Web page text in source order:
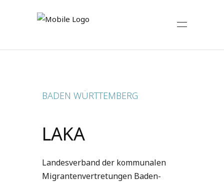
BADEN WÜRTTEMBERG
LAKA
Landesverband der kommunalen
Migrantenvertretungen Baden-